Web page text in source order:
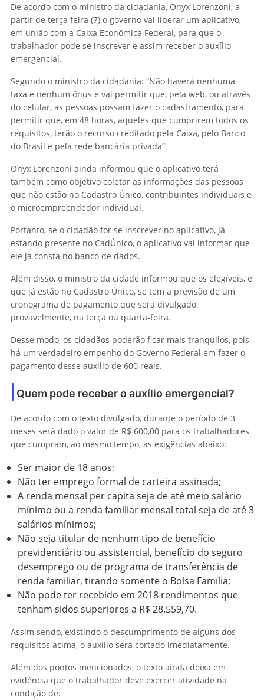
De acordo com o ministro da cidadania, Onyx Lorenzoni, a
partir de terça feira (7) o governo vai liberar um aplicativo,
em união com a Caixa Econômica Federal, para que o
trabalhador pode se inscrever e assim receber o auxílio
emergencial.
Segundo o ministro da cidadania: “Não haverá nenhuma
taxa e nenhum ônus e vai permitir que, pela web, ou através
do celular, as pessoas possam fazer o cadastramento, para
permitir que, em 48 horas, aqueles que cumprirem todos os
requisitos, terão o recurso creditado pela Caixa, pelo Banco
do Brasil e pela rede bancária privada”.
Onyx Lorenzoni ainda informou que o aplicativo terá
também como objetivo coletar as informações das pessoas
que não estão no Cadastro Único, contribuintes individuais e
o microempreendedor individual.
Portanto, se o cidadão for se inscrever no aplicativo, já
estando presente no CadÚnico, o aplicativo vai informar que
ele já consta no banco de dados.
Além disso, o ministro da cidade informou que os elegíveis, e
que já estão no Cadastro Único, se tem a previsão de um
cronograma de pagamento que será divulgado,
provavelmente, na terça ou quarta-feira.
Desse modo, os cidadãos poderão ficar mais tranquilos, pois
há um verdadeiro empenho do Governo Federal em fazer o
pagamento desse auxilio de 600 reais.
Quem pode receber o auxílio emergencial?
De acordo com o texto divulgado, durante o período de 3
meses será dado o valor de R$ 600,00 para os trabalhadores
que cumpram, ao mesmo tempo, as exigências abaixo:
Ser maior de 18 anos;
Não ter emprego formal de carteira assinada;
A renda mensal per capita seja de até meio salário
mínimo ou a renda familiar mensal total seja de até 3
salários mínimos;
Não seja titular de nenhum tipo de benefício
previdenciário ou assistencial, benefício do seguro
desemprego ou de programa de transferência de
renda familiar, tirando somente o Bolsa Família;
Não pode ter recebido em 2018 rendimentos que
tenham sidos superiores a R$ 28.559,70.
Assim sendo, existindo o descumprimento de alguns dos
requisitos acima, o auxílio será cortado imediatamente.
Além dos pontos mencionados, o texto ainda deixa em
evidência que o trabalhador deve exercer atividade na
condição de: